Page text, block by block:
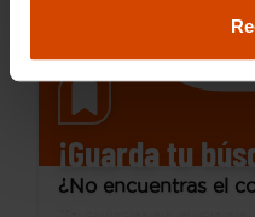
¡Guarda tu
¿No encuentras el